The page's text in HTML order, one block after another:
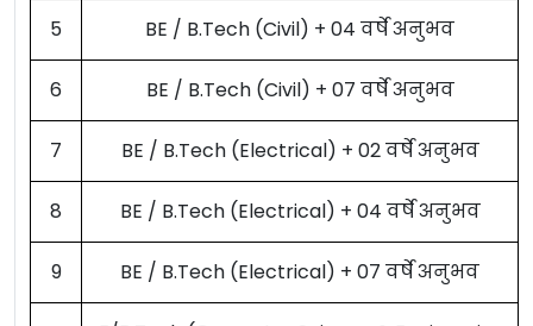
5 BE / B.Tech (Civil) + 04 वर्षे अनुभव
6 BE / B.Tech (Civil) + 07 वर्षे अनुभव
7 BE / B.Tech (Electrical) + 02 वर्षे अनुभव
8 BE / B.Tech (Electrical) + 04 वर्षे अनुभव
9 BE / B.Tech (Electrical) + 07 वर्षे अनुभव